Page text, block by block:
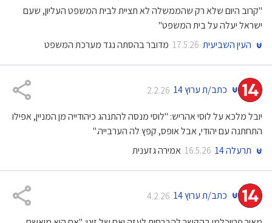
"קרוב היום שלא רק שהממשלה לא תציית לבית המשפט העליון, שעם
ישראל יעלה על בית המשפט"
העין השביעית 17.5.26 מדובר בהסתה נגד מערכת המשפט
כתב/ת ערוץ 14 2.2.26
יובל מלכא על לוסי אהריש: "לוסי מנסה להתנהג כיהודייה מן המניין, אפילו
התחתנה עם יהודי, אבל אופס, קפץ לה הערבייה."
תרעלה 14
16.5.26 אמירה גזענית
כתב/ת ערוץ 14 4.2.26